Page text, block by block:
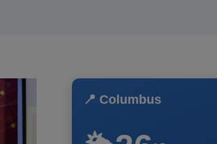
📍 Columbus